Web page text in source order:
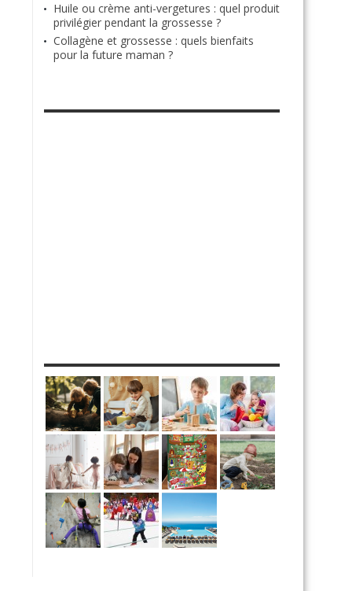
Huile ou crème anti-vergetures : quel produit
privilégier pendant la grossesse ?
Collagène et grossesse : quels bienfaits
pour la future maman ?